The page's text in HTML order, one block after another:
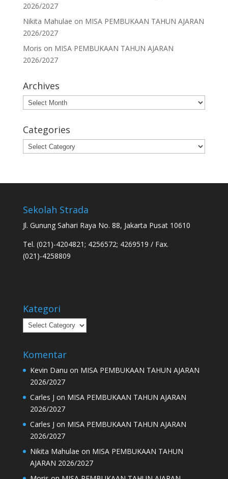
2026/2027
Nikita Mahulae on MISA PEMBUKAAN TAHUN AJARAN
2026/2027
Moris on MISA PEMBUKAAN TAHUN AJARAN
2026/2027
Archives
Archives
Categories
Categories
Sekolah Strada
Jl. Gunung Sahari Raya No. 88, Jakarta Pusat 10610
Tel. (021)-4204821; 4256572; 4269519 / Fax.
(021)-4258809
Kategori
Kategori
Komentar
Kevin Danu on MISA PEMBUKAAN TAHUN AJARAN
2026/2027
Carles J on MISA PEMBUKAAN TAHUN AJARAN
2026/2027
Carles J on MISA PEMBUKAAN TAHUN AJARAN
2026/2027
Nikita Mahulae on MISA PEMBUKAAN TAHUN
AJARAN 2026/2027